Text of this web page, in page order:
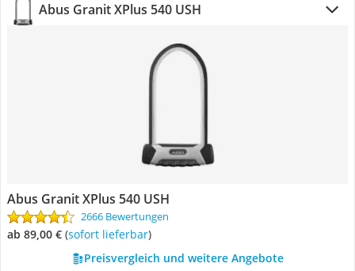
Abus Granit XPlus 540 USH
Abus Granit XPlus 540 USH
2666 Bewertungen
ab 89,00 € ( Sofort lieferbar)
Preisvergleich und weitere Angebote